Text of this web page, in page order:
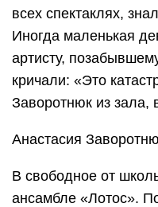
всех спектаклях,
Иногда маленькая
артисту,
кричали: «Это
Заворотнюк из зала,
Анастасия
В свободное от
ансамбле «Лотос».